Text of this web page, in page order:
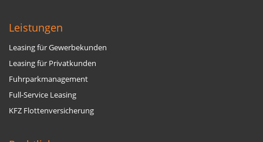
Leistungen
Leasing für Gewerbekunden
Leasing für Privatkunden
Fuhrparkmanagement
Full-Service Leasing
KFZ Flottenversicherung